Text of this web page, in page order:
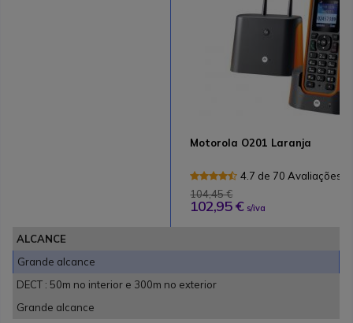
Motorola O201 Laranja
4.7 de 70 Avaliações
104,45 €
102,95 € s/iva
ALCANCE
Grande alcance
DECT : 50m no interior e 300m no exterior
Grande alcance